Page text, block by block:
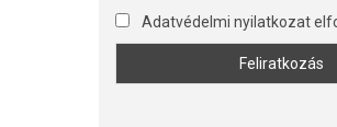
Adatvédelmi nyilatkozat